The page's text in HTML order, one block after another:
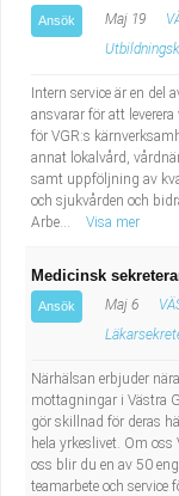
Ansök Maj 19
Intern service är en del
ansvarar för att
för VGR:s
annat lokalvård,
samt uppföljning av
och sjukvården och
Arbe...
Visa mer
Medicinsk
Ansök Maj 6
Närhälsan erbjuder
mottagningar i Västra
gör skillnad för deras
hela yrkeslivet. Om
oss blir du en av 50
teamarbete och service